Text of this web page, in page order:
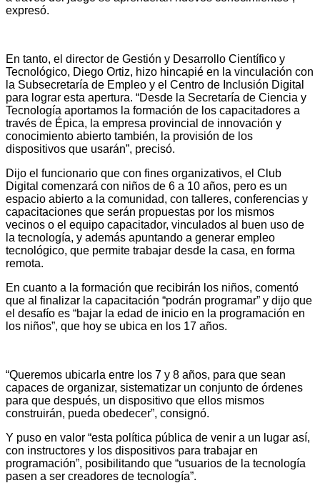
expresó.
En tanto, el director de Gestión y Desarrollo Científico y
Tecnológico, Diego Ortiz, hizo hincapié en la vinculación con
la Subsecretaría de Empleo y el Centro de Inclusión Digital
para lograr esta apertura. “Desde la Secretaría de Ciencia y
Tecnología aportamos la formación de los capacitadores a
través de Épica, la empresa provincial de innovación y
conocimiento abierto también, la provisión de los
dispositivos que usarán”, precisó.
Dijo el funcionario que con fines organizativos, el Club
Digital comenzará con niños de 6 a 10 años, pero es un
espacio abierto a la comunidad, con talleres, conferencias y
capacitaciones que serán propuestas por los mismos
vecinos o el equipo capacitador, vinculados al buen uso de
la tecnología, y además apuntando a generar empleo
tecnológico, que permite trabajar desde la casa, en forma
remota.
En cuanto a la formación que recibirán los niños, comentó
que al finalizar la capacitación “podrán programar” y dijo que
el desafío es “bajar la edad de inicio en la programación en
los niños”, que hoy se ubica en los 17 años.
“Queremos ubicarla entre los 7 y 8 años, para que sean
capaces de organizar, sistematizar un conjunto de órdenes
para que después, un dispositivo que ellos mismos
construirán, pueda obedecer”, consignó.
Y puso en valor “esta política pública de venir a un lugar así,
con instructores y los dispositivos para trabajar en
programación”, posibilitando que “usuarios de la tecnología
pasen a ser creadores de tecnología”.